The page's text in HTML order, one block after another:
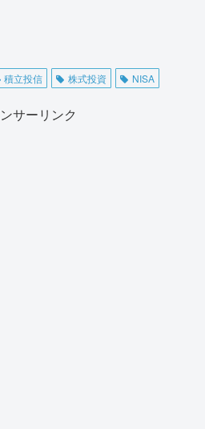
積立投信 株式投資 NISA
サーリンク